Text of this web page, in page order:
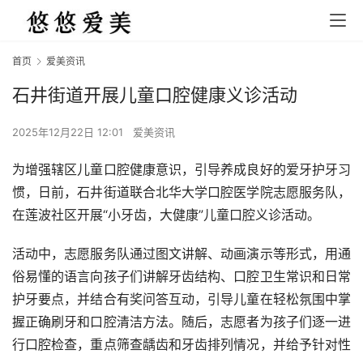
首页 爱美资讯
石井街道开展儿童口腔健康义诊活动
2025年12月22日 12:01 爱美资讯
为增强辖区儿童口腔健康意识，引导养成良好的爱牙护牙习
惯，日前，石井街道联合北华大学口腔医学院志愿服务队，
在莲波社区开展“小牙齿，大健康”儿童口腔义诊活动。
活动中，志愿服务队通过图文讲解、动画演示等形式，用通
俗易懂的语言向孩子们讲解牙齿结构、口腔卫生常识和日常
护牙要点，并结合有奖问答互动，引导儿童在轻松氛围中掌
握正确刷牙和口腔清洁方法。随后，志愿者为孩子们逐一进
行口腔检查，重点筛查龋齿和牙齿排列情况，并给予针对性